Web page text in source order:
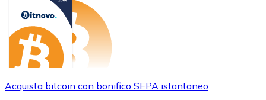
Acquista bitcoin con bonifico SEPA istantaneo